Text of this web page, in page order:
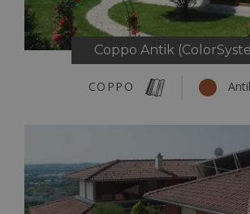
Coppo Antik
COPPO